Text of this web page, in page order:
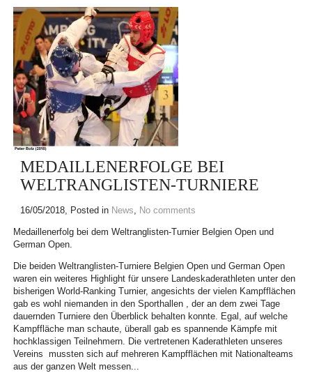
MEDAILLENERFOLGE BEI
WELTRANGLISTEN-TURNIERE
16/05/2018, Posted in News, No comments
Medaillenerfolg bei dem Weltranglisten-Turnier Belgien Open und
German Open.
Die beiden Weltranglisten-Turniere Belgien Open und German Open
waren ein weiteres Highlight für unsere Landeskaderathleten unter den
bisherigen World-Ranking Turnier, angesichts der vielen Kampfflächen
gab es wohl niemanden in den Sporthallen , der an dem zwei Tage
dauernden Turniere den Überblick behalten konnte. Egal, auf welche
Kampffläche man schaute, überall gab es spannende Kämpfe mit
hochklassigen Teilnehmern. Die vertretenen Kaderathleten unseres
Vereins mussten sich auf mehreren Kampfflächen mit Nationalteams
aus der ganzen Welt messen...